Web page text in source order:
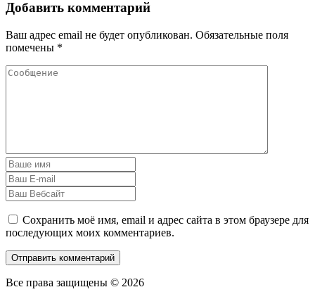
Добавить комментарий
Ваш адрес email не будет опубликован. Обязательные поля
помечены *
Сохранить моё имя, email и адрес сайта в этом браузере для
последующих моих комментариев.
Все права защищены © 2026